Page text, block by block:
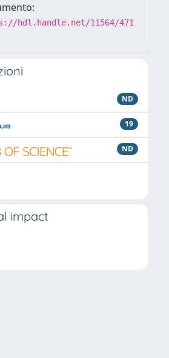
hdl.handle.net/11564/471
ND
19
ND
impact